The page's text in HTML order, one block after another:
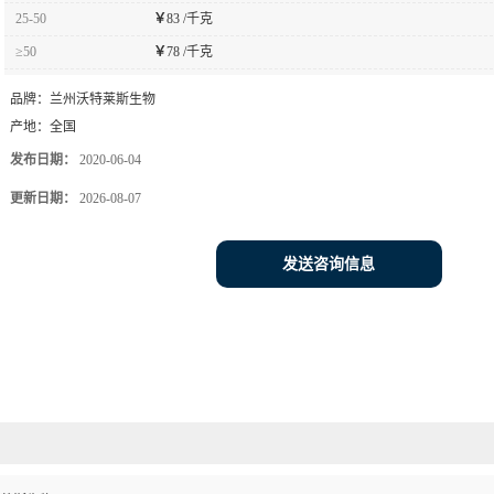
25-50 ￥83 /千克
≥50 ￥78 /千克
品牌： 兰州沃特莱斯生物
产地： 全国
发布日期： 2020-06-04
更新日期： 2026-08-07
发送咨询信息